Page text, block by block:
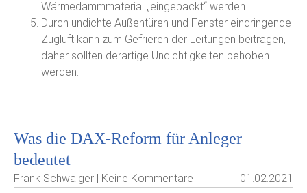
Wärmedämmmaterial „eingepackt“ werden.
Durch undichte Außentüren und Fenster eindringende
Zugluft kann zum Gefrieren der Leitungen beitragen,
daher sollten derartige Undichtigkeiten behoben
werden.
Was die DAX-Reform für Anleger
bedeutet
Frank Schwaiger | Keine Kommentare 01.02.2021